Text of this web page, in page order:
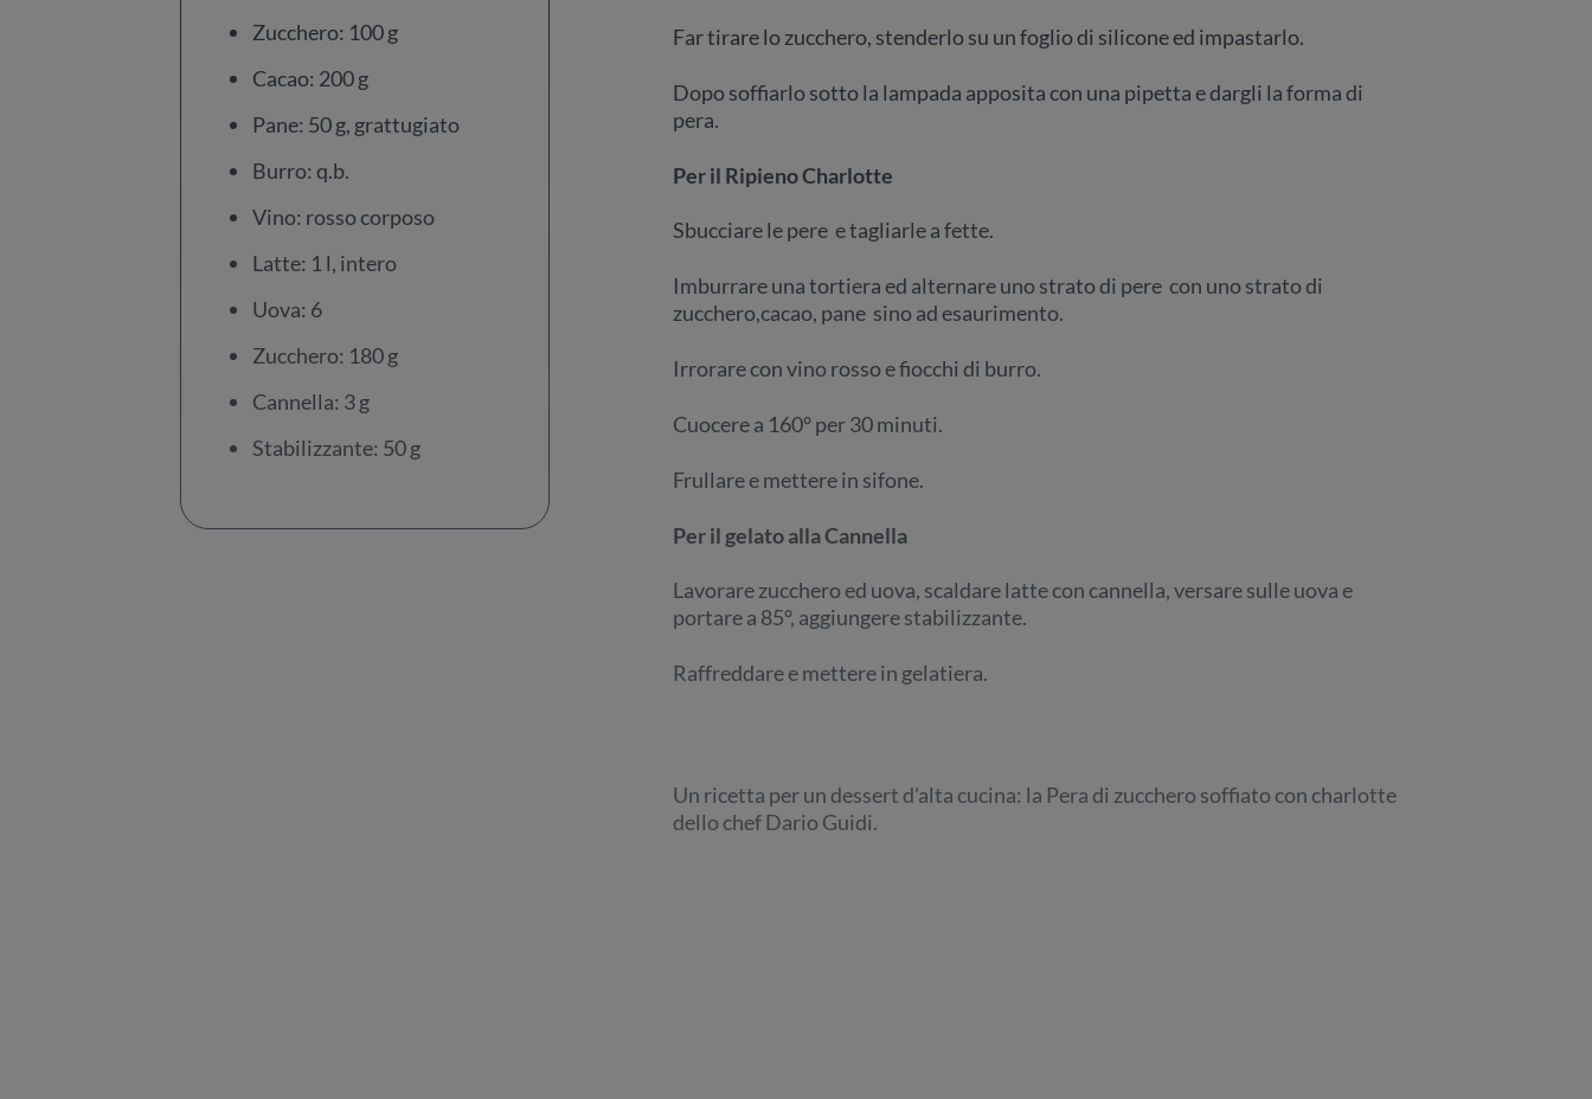
Zucchero: 100 g
Cacao: 200 g
Pane: 50 g, grattugiato
Burro: q.b.
Vino: rosso corposo
Latte: 1 l, intero
Uova: 6
Zucchero: 180 g
Cannella: 3 g
Stabilizzante: 50 g
Far tirare lo zucchero, stenderlo su un foglio di silicone ed impastarlo.
Dopo soffiarlo sotto la lampada apposita con una pipetta e dargli la forma di
pera.
Per il Ripieno Charlotte
Sbucciare le pere e tagliarle a fette.
Imburrare una tortiera ed alternare uno strato di pere con uno strato di
zucchero,cacao, pane sino ad esaurimento.
Irrorare con vino rosso e fiocchi di burro.
Cuocere a 160° per 30 minuti.
Frullare e mettere in sifone.
Per il gelato alla Cannella
Lavorare zucchero ed uova, scaldare latte con cannella, versare sulle uova e
portare a 85°, aggiungere stabilizzante.
Raffreddare e mettere in gelatiera.
Un ricetta per un dessert d'alta cucina: la Pera di zucchero soffiato con charlotte
dello chef Dario Guidi.